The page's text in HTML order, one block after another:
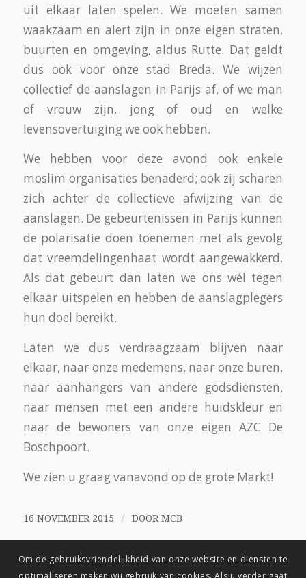
uit elkaar laten spelen. We moeten samen
waakzaam en alert zijn in onze eigen straten,
buurten en omgeving, aldus Rutte. Dat geldt
dus ook voor onze stad Breda. We wijzen
collectief de aanslagen in Parijs af, of we man
of vrouw zijn, jong of oud en welke
levensovertuiging we ook hebben.
We hebben voor deze avond ook enkele
moslim organisaties benaderd; ook zij scharen
zich achter de collectieve afwijzing van de
aanslagen. De gebeurtenissen in Parijs kunnen
de polarisatie doen toenemen met als gevolg
dat vreemdelingenhaat wordt aangewakkerd.
Als dat gebeurt dan laten we ons wél tegen
elkaar uitspelen en hebben de aanslagplegers
hun doel bereikt.
Laten we dus verdraagzaam blijven naar
elkaar, naar onze medemens, naar onze buren,
naar aanhangers van andere godsdiensten,
naar mensen met een andere huidskleur en
naar de bewoners van onze eigen AZC De
Boschpoort.
We zien u graag vanavond op de grote Markt!
16 NOVEMBER 2015 / DOORMCB
Om de gebruiksvriendelijkheid van onze website en diensten te